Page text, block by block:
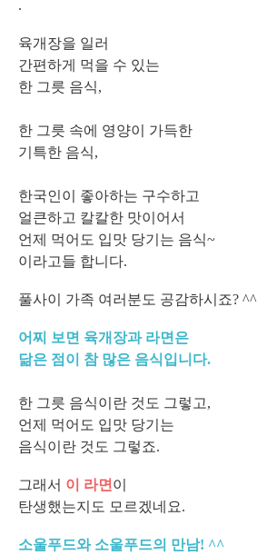
.
육개장을 일러
간편하게 먹을 수 있는
한 그릇 음식,
한 그릇 속에 영양이 가득한
기특한 음식,
한국인이 좋아하는 구수하고
얼큰하고 칼칼한 맛이어서
언제 먹어도 입맛 당기는 음식~
이라고들 합니다.
풀사이 가족 여러분도 공감하시죠? ^^
어찌 보면 육개장과 라면은
닮은 점이 참 많은 음식입니다.
한 그릇 음식이란 것도 그렇고,
언제 먹어도 입맛 당기는
음식이란 것도 그렇죠.
그래서 이 라면이
탄생했는지도 모르겠네요.
소울푸드와 소울푸드의 만남! ^^